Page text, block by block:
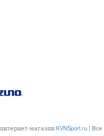
магазин KVNSport.ru |